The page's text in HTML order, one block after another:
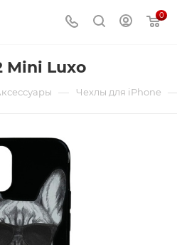
0
Mini Luxo
— Чехлы для iPhone